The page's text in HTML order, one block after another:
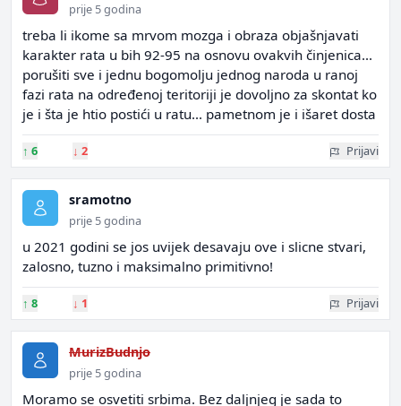
prije 5 godina
treba li ikome sa mrvom mozga i obraza objašnjavati
karakter rata u bih 92-95 na osnovu ovakvih činjenica...
porušiti sve i jednu bogomolju jednog naroda u ranoj
fazi rata na određenoj teritoriji je dovoljno za skontat ko
je i šta je htio postići u ratu... pametnom je i išaret dosta
↑ 6 ↓ 2 Prijavi
sramotno
prije 5 godina
u 2021 godini se jos uvijek desavaju ove i slicne stvari,
zalosno, tuzno i maksimalno primitivno!
↑ 8 ↓ 1 Prijavi
MurizBudnjo
prije 5 godina
Moramo se osvetiti srbima. Bez daljnjeg je sada to